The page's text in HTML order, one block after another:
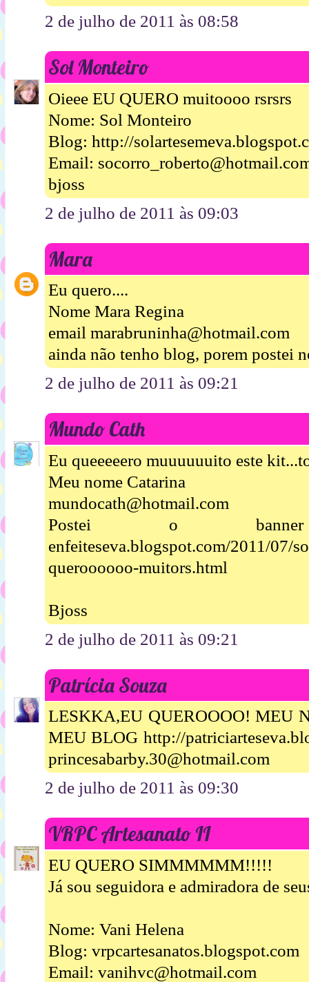
2 de julho de 2011 às 08:58
Sol Monteiro
Oieee EU QUERO muitoooo rsrsrs
Nome: Sol Monteiro
Blog: http://
Email:
bjoss
2 de julho de 2011 às 09:03
Mara
Eu quero....
Nome Mara Regina
email marabruninha@hotmail.com
ainda não tenho blog, porem postei
2 de julho de 2011 às 09:21
Mundo Cath
Eu queeeeero muuuuuuito este
Meu nome Catarina
mundocath@hotmail.com
Postei o banner
enfeiteseva.blogspot.com/2011/07/
queroooooo-muitors.html
Bjoss
2 de julho de 2011 às 09:21
Patrícia Souza
LESKKA,EU QUEROOOO! MEU
MEU BLOG http://
princesabarby.30@hotmail.com
2 de julho de 2011 às 09:30
VRPC Artesanato II
EU QUERO SIMMMMMM!!!!!
Já sou seguidora e admiradora de
Nome: Vani Helena
Blog: vrpcartesanatos.blogspot.com
Email: vanihvc@hotmail.com